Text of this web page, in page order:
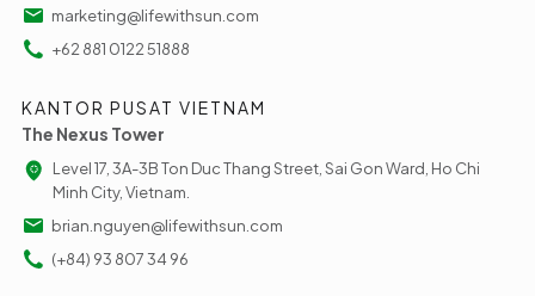
marketing@lifewithsun.com
+62 881 0122 51888
KANTOR PUSAT VIETNAM
The Nexus Tower
Level 17, 3A-3B Ton Duc Thang Street, Sai Gon Ward, Ho Chi
Minh City, Vietnam.
brian.nguyen@lifewithsun.com
(+84) 93 807 34 96